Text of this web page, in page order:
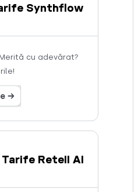
Synthflow
cu adevărat?
→
Tarife Retell AI